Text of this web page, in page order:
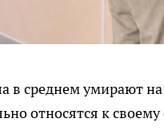
среднем умирают
относятся к